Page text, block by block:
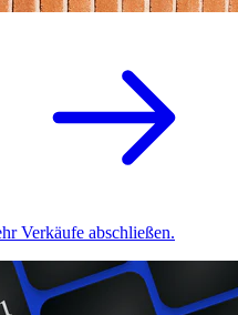
Verkäufe abschließen.